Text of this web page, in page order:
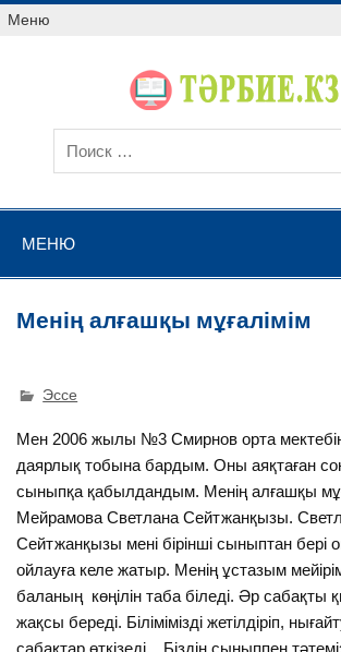
Меню
МЕНЮ
Менің алғашқы мұғалімім
Эссе
Мен 2006 жылы №3 Смирнов орта
даярлық тобына бардым. Оны аяқтаған соң
сыныпқа қабылдандым. Менің алғашқы
Мейрамова Светлана Сейтжанқызы.
Сейтжанқызы мені бірінші сыныптан бері
ойлауға келе жатыр. Менің ұстазым
баланың көңілін таба біледі. Әр сабақты
жақсы береді. Білімімізді жетілдіріп,
сабақтар өткізеді. Біздің сыныппен